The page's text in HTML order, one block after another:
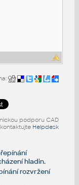
podporu CAD
kontaktujte Helpdesk
hladin.
rozvržení